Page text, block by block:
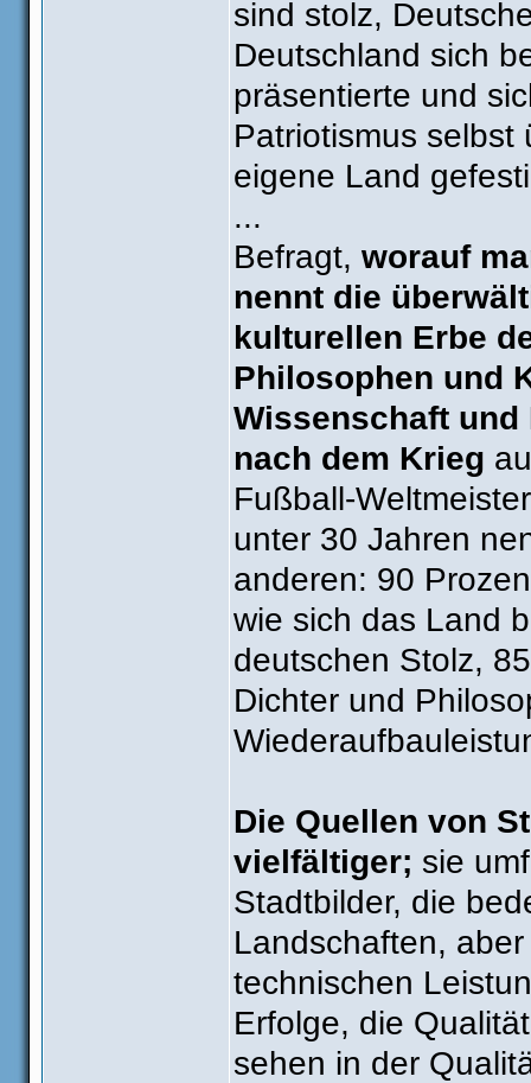
sind stolz,
Deutschland sich
präsentierte und
Patriotismus
eigene Land
...
Befragt, worauf
nennt die
kulturellen Erbe
Philosophen und
Wissenschaft
nach dem Krieg
Fußball-
unter 30 Jahren
anderen: 90
wie sich das Land
deutschen Stolz,
Dichter und
Die Quellen von
vielfältiger; sie
Stadtbilder, die
Landschaften,
technischen
Erfolge, die
sehen in der